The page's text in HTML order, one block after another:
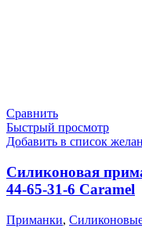
Сравнить
Быстрый просмотр
Добавить в список
Силиконовая
44-65-31-6 Caramel
Приманки,